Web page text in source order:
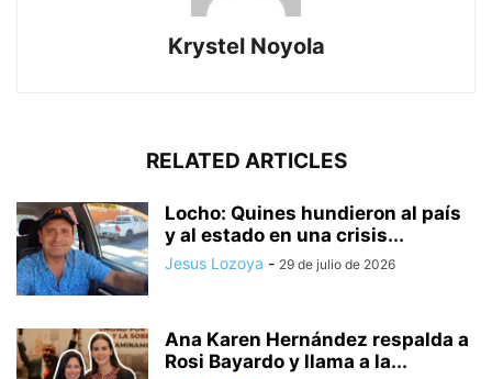
Krystel Noyola
RELATED ARTICLES
Locho: Quines hundieron al país
y al estado en una crisis...
Jesus Lozoya - 29 de julio de 2026
Ana Karen Hernández respalda a
Rosi Bayardo y llama a la...